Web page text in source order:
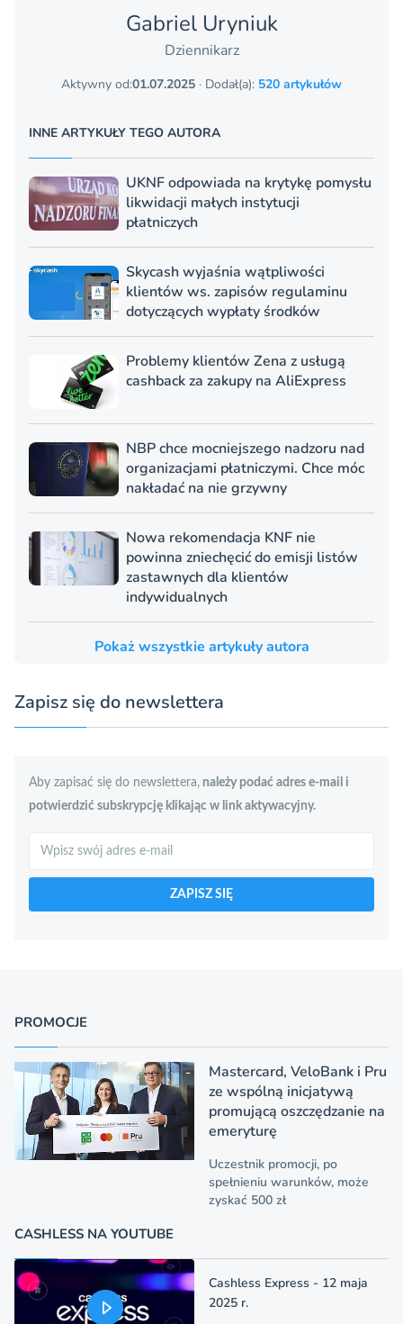
Gabriel Uryniuk
Dziennikarz
Aktywny od:01.07.2025 · Dodał(a): 520 artykułów
INNE ARTYKUŁY TEGO AUTORA
UKNF odpowiada na krytykę pomysłu
likwidacji małych instytucji
płatniczych
Skycash wyjaśnia wątpliwości
klientów ws. zapisów regulaminu
dotyczących wypłaty środków
Problemy klientów Zena z usługą
cashback za zakupy na AliExpress
NBP chce mocniejszego nadzoru nad
organizacjami płatniczymi. Chce móc
nakładać na nie grzywny
Nowa rekomendacja KNF nie
powinna zniechęcić do emisji listów
zastawnych dla klientów
indywidualnych
Pokaż wszystkie artykuły autora
Zapisz się do newslettera
Aby zapisać się do newslettera, należy podać adres e-mail i
potwierdzić subskrypcję klikając w link aktywacyjny.
Szukaj
ZAPISZ SIĘ
PROMOCJE
Mastercard, VeloBank i Pru
ze wspólną inicjatywą
promującą oszczędzanie na
emeryturę
Uczestnik promocji, po
spełnieniu warunków, może
zyskać 500 zł
CASHLESS NA YOUTUBE
Cashless Express - 12 maja
2025 r.